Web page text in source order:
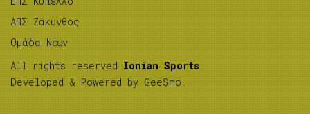
ΑΠΣ Ζάκυνθος
Ομάδα Νέων
All rights reserved Ionian Sports .
Developed & Powered by GeeSmo .